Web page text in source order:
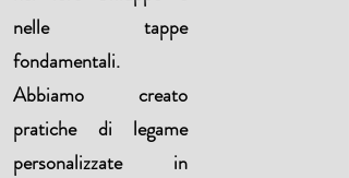
nelle tappe
fondamentali.
Abbiamo creato
pratiche di legame
personalizzate in